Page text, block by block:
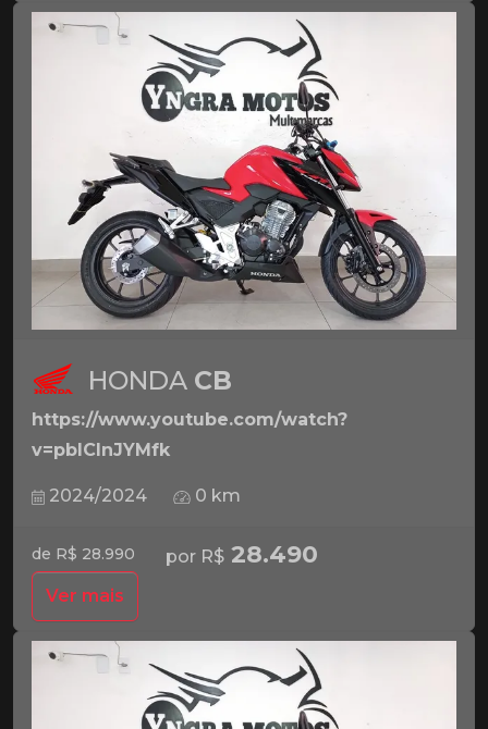
HONDA CB
https://www.youtube.com/watch?
v=pbICInJYMfk
2024/2024 0 km
de R$ 28.990 por R$ 28.490
Ver mais